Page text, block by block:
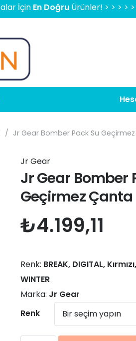
DoğruÜrünler! > > > > > 2000 TL
/ Jr Gear Bomber Pack Su
Jr Gear
Jr Gear Bomber
Geçirmez Çanta
₺4.199,11
Renk: BREAK, DIGITAL,
WINTER
Marka: Jr Gear
Renk